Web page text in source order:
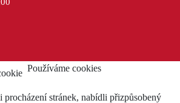
Používáme cookies
stránek, nabídli přizpůsobený